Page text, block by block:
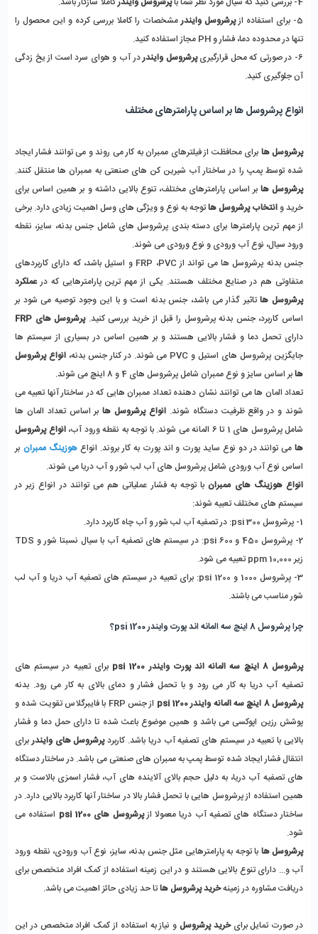
5- برای استفاده از
پرشروسل وایندر
تنها در محدوده دما، فشار و PH مجاز استفاده کنید.
6- در صورتی که محل قرارگیری
پرشروسل وایندر
آن جلوگیری کنید.
انواع پرشروسل ها بر اساس پارامترهای مختلف
پرشروسل ها
شده توسط پمپ را در ساختار آب شیرین کن های صنعتی به ممبران ها منتقل کنند.
پرشروسل ها
خرید و انتخاب پرشروسل ها
ورود سیال، نوع آب ورودی و نوع ورودی می شوند.
متفاوتی هم در صنایع مختلف هستند. یکی از مهم ترین پارامترهایی که در
پرشروسل ها
تاثیر گذار می باشد، جنس بدنه است و با این وجود توصیه می شود بر
اساس کاربرد، جنس بدنه پرشروسل را قبل از خرید بررسی کنید. پرشروسل های FRP
جایگزین پرشروسل های استیل و PVC می شوند. در کنار جنس بدنه،
ها بر اساس سایز و نوع ممبران شامل پرشروسل های 4 و 8 اینچ می شوند.
شوند و در واقع ظرفیت دستگاه شوند. انواع پرشروسل ها
شامل پرشروسل های 1 تا 6 المانه می شوند. با توجه به نقطه ورود آب،
ها می توانند در دو نوع ساید پورت و اند پورت به کار بروند. انواع هوزینگ ممبران بر
اساس نوع آب ورودی شامل پرشروسل های آب لب شور و آب دریا می شوند.
انواع هوزینگ های ممبران
با توجه به فشار عملیاتی هم می توانند در انواع زیر در
سیستم های مختلف تعبیه شوند:
1- پرشروسل 300 psi: در تصفیه آب لب شور و آب چاه کاربرد دارد.
زیر 10,000 ppm تعبیه می شود.
شور مناسب می باشند.
چرا پرشروسل 8 اینچ سه المانه اند پورت وایندر 1200 psi؟
پرشروسل 8 اینچ سه المانه اند پورت وایندر 1200 psi
تصفیه آب دریا به کار می رود و با تحمل فشار و دمای بالای به کار می رود. بدنه
پرشروسل 8 اینچ سه المانه وایندر 1200 psi
پوشش رزین اپوکسی می باشد و همین موضوع باعث شده تا دارای حمل دما و فشار
بالایی با تعبیه در سیستم های تصفیه آب دریا باشد. کاربرد پرشروسل های وایندر
های تصفیه آب دریا، به دلیل حجم بالای آلاینده های آب، فشار اسمزی بالاست و بر
همین استفاده از پرشروسل هایی با تحمل فشار بالا در ساختار آنها کاربرد بالایی دارد. در
ساختار دستگاه های تصفیه آب دریا معمولا از پرشروسل های 1200 psi
شود.
پرشروسل ها
دریافت مشاوره در زمینه خرید پرشروسل ها تا حد زیادی حائز اهمیت می باشد.
در صورت تمایل برای خرید پرشروسل